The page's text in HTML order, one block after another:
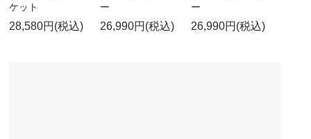
ケット
28,580円(税込)
ー
26,990円(税込)
ー
26,990円(税込)